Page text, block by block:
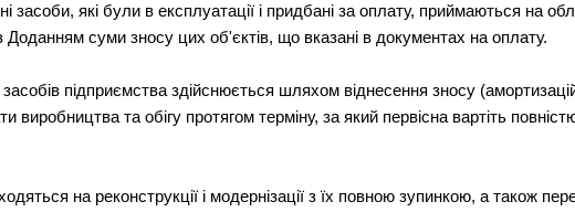
які були в експлуатації і придбані за оплату, приймаються на
Доданням суми зносу цих об'єктів, що вказані в документах на оплату.
підприємства здійснюється шляхом віднесення зносу
та обігу протягом терміну, за який первісна вартіть
на реконструкції і модернізації з їх повною зупинкою, а також